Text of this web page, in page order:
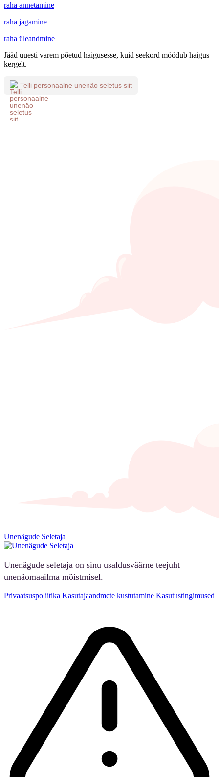
raha annetamine
raha jagamine
raha üleandmine
Jääd uuesti varem põetud haigusesse, kuid seekord möödub haigus
kergelt.
Telli personaalne unenäo seletus siit
Unenägude Seletaja
Unenägude seletaja on sinu usaldusväärne teejuht
unenäomaailma mõistmisel.
Privaatsuspoliitika Kasutajaandmete kustutamine Kasutustingimused